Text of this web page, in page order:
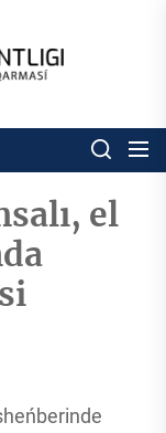
Respublikası
basqarması
el